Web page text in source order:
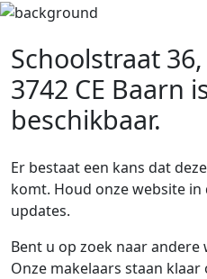
Schoolstraat 36,
3742 CE Baarn
beschikbaar.
Er bestaat een kans dat
komt. Houd onze website
updates.
Bent u op zoek naar andere
Onze makelaars staan